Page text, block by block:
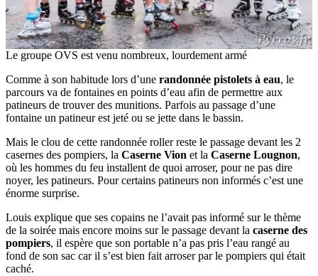
Le groupe OVS est venu nombreux, lourdement armé
Comme à son habitude lors d’une randonnée pistolets à eau, le
parcours va de fontaines en points d’eau afin de permettre aux
patineurs de trouver des munitions. Parfois au passage d’une
fontaine un patineur est jeté ou se jette dans le bassin.
Mais le clou de cette randonnée roller reste le passage devant les 2
casernes des pompiers, la Caserne Vion et la Caserne Lougnon,
où les hommes du feu installent de quoi arroser, pour ne pas dire
noyer, les patineurs. Pour certains patineurs non informés c’est une
énorme surprise.
Louis explique que ses copains ne l’avait pas informé sur le thème
de la soirée mais encore moins sur le passage devant la caserne des
pompiers, il espère que son portable n’a pas pris l’eau rangé au
fond de son sac car il s’est bien fait arroser par le pompiers qui était
caché.